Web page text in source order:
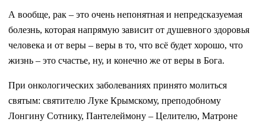
А вообще, рак – это очень непонятная и непредсказуемая
болезнь, которая напрямую зависит от душевного здоровья
человека и от веры – веры в то, что всё будет хорошо, что
жизнь – это счастье, ну, и конечно же от веры в Бога.
При онкологических заболеваниях принято молиться
святым: святителю Луке Крымскому, преподобному
Лонгину Сотнику, Пантелеймону – Целителю, Матроне